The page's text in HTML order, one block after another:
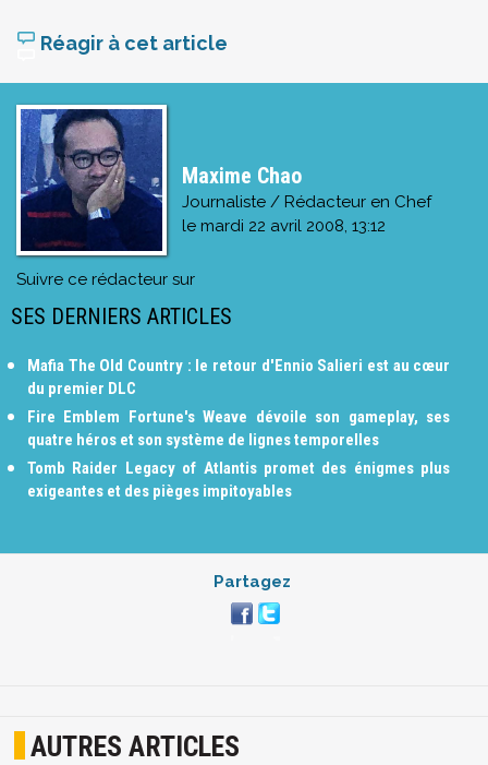
Réagir à cet article
Maxime Chao
Journaliste / Rédacteur en Chef
le mardi 22 avril 2008, 13:12
Suivre ce rédacteur sur
SES DERNIERS ARTICLES
Mafia The Old Country : le retour d'Ennio Salieri est au cœur
du premier DLC
Fire Emblem Fortune's Weave dévoile son gameplay, ses
quatre héros et son système de lignes temporelles
Tomb Raider Legacy of Atlantis promet des énigmes plus
exigeantes et des pièges impitoyables
Partagez
AUTRES ARTICLES